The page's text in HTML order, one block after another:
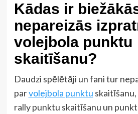
Kādas ir
nepareizās
volejbola punktu
skaitīšanu?
Daudzi spēlētāji un fani tur
parvolejbola punktu
rally punktu skaitīšanu un